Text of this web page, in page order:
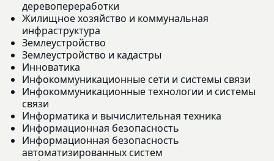
деревопереработки
Жилищное хозяйство и коммунальная
инфраструктура
Землеустройство
Землеустройство и кадастры
Инноватика
Инфокоммуникационные сети и системы связи
Инфокоммуникационные технологии и системы
связи
Информатика и вычислительная техника
Информационная безопасность
Информационная безопасность
автоматизированных систем